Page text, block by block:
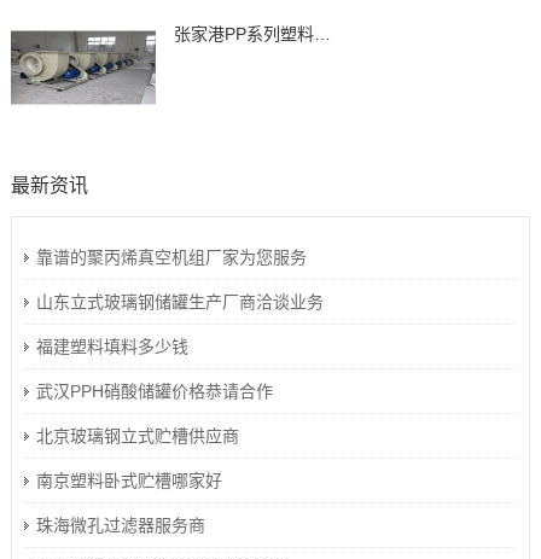
张家港PP系列塑料离心通风机，风机
最新资讯
靠谱的聚丙烯真空机组厂家为您服务
山东立式玻璃钢储罐生产厂商洽谈业务
福建塑料填料多少钱
武汉PPH硝酸储罐价格恭请合作
北京玻璃钢立式贮槽供应商
南京塑料卧式贮槽哪家好
珠海微孔过滤器服务商